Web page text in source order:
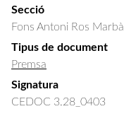
Secció
Fons Antoni Ros Marbà
Tipus de document
Premsa
Signatura
CEDOC 3.28_0403